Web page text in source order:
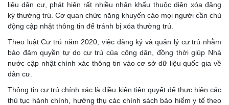
liệu dân cư, phát hiện rất nhiều nhân khẩu thuộc diện xóa đăng
ký thường trú. Cơ quan chức năng khuyến cáo mọi người cần chủ
động cập nhật thông tin để tránh bị xóa thường trú.
Theo luật Cư trú năm 2020, việc đăng ký và quản lý cư trú nhằm
bảo đảm quyền tự do cư trú của công dân, đồng thời giúp Nhà
nước cập nhật chính xác thông tin vào cơ sở dữ liệu quốc gia về
dân cư.
Thông tin cư trú chính xác là điều kiện tiên quyết để thực hiện các
thủ tục hành chính, hưởng thụ các chính sách bảo hiểm y tế theo